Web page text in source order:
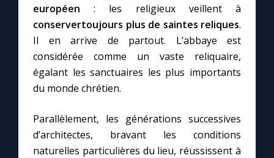
européen : les religieux veillent à
conservertoujours plus de saintes reliques.
Il en arrive de partout. L’abbaye est
considérée comme un vaste reliquaire,
égalant les sanctuaires les plus importants
du monde chrétien.
Parallèlement, les générations successives
d’architectes, bravant les conditions
naturelles particulières du lieu, réussissent à